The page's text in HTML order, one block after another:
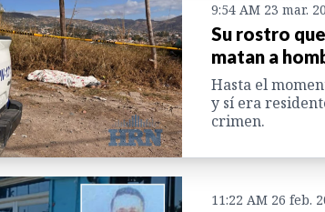
9:54 AM 23 mar.
Su rostro
matan a
Hasta el
y sí era
crimen.
11:22 AM 26 feb.